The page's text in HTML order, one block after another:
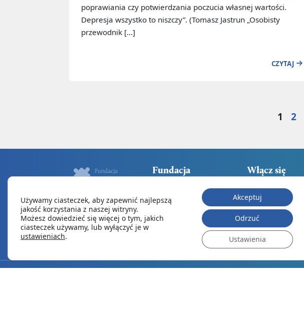
poprawiania czy potwierdzania poczucia własnej wartości.
Depresja wszystko to niszczy”. (Tomasz Jastrun „Osobisty
przewodnik […]
CZYTAJ
1 2
Fundacja
Torebka jakby damska
Włącz się
Dołącz do nas
Wesprzyj nas
Używamy ciasteczek, aby zapewnić najlepszą
jakość korzystania z naszej witryny.
Możesz dowiedzieć się więcej o tym, jakich
ciasteczek używamy, lub wyłączyć je w
ustawieniach.
Akceptuj
Odrzuć
Ustawienia